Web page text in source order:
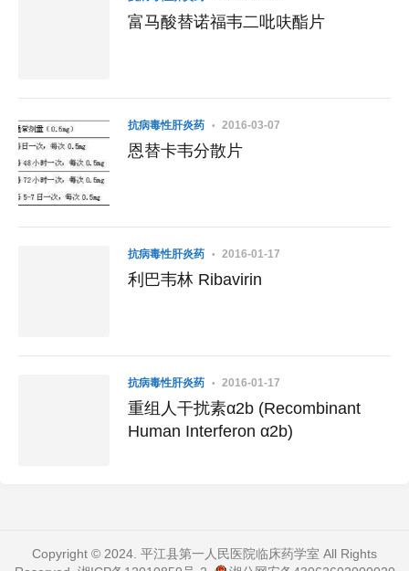
富马酸替诺福韦二吡呋酯片
抗病毒性肝炎药 2016-03-07
恩替卡韦分散片
抗病毒性肝炎药 2016-01-17
利巴韦林 Ribavirin
抗病毒性肝炎药 2016-01-17
重组人干扰素α2b (Recombinant
Human Interferon α2b)
Copyright © 2024. 平江县第一人民医院临床药学室 All Rights